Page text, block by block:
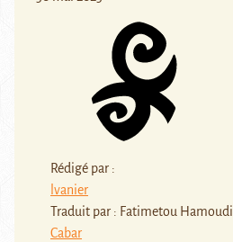
Rédigé par :
lvanier
Traduit par : Fatimetou Hamoudi
Cabar